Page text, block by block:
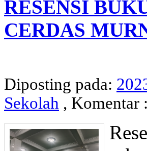
RESENSI
CERDAS
Diposting pada:
Sekolah , Komentar